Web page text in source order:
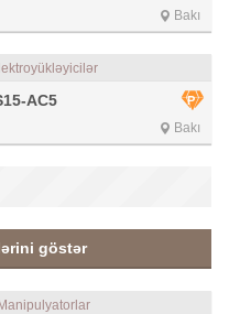
Bakı
AC5
Bakı
göstər
Manipulyatorlar